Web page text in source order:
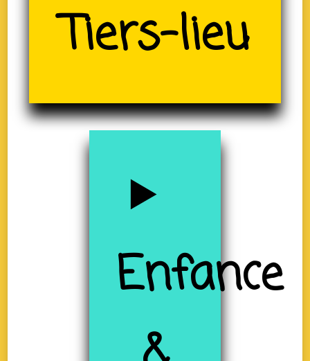
(19)
Tiers-lieu
Enfance